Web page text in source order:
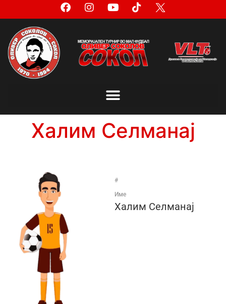
Халим Селманај
#
Име
Халим Селманај